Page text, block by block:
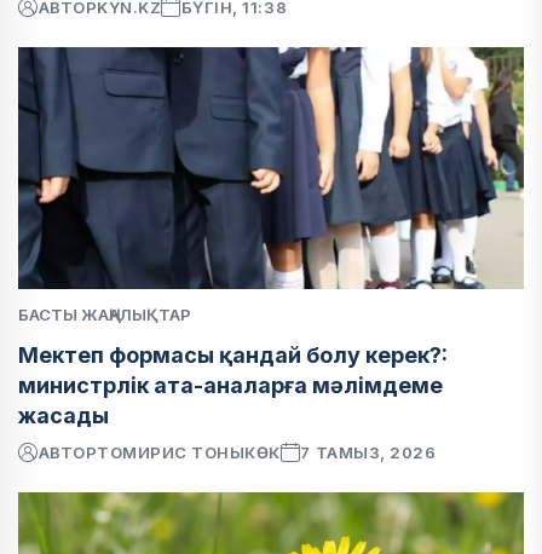
АВТОРKYN.KZ БҮГІН, 11:38
БАСТЫ ЖАҢАЛЫҚТАР
Мектеп формасы қандай болу керек?:
министрлік ата-аналарға мәлімдеме
жасады
АВТОРТОМИРИС ТОНЫКӨК 7 ТАМЫЗ, 2026